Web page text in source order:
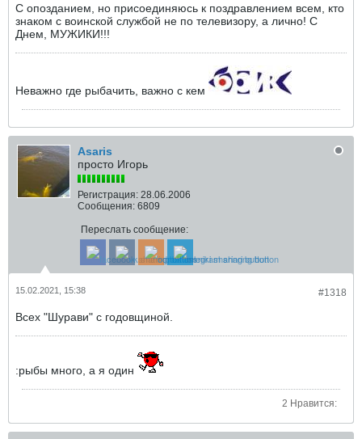
С опозданием, но присоединяюсь к поздравлением всем, кто
знаком с воинской службой не по телевизору, а лично! С
Днем, МУЖИКИ!!!
Неважно где рыбачить, важно с кем
Asaris
просто Игорь
Регистрация: 28.06.2006
Сообщения: 6809
Переслать сообщение:
#1318
15.02.2021, 15:38
Всех "Шурави" с годовщиной.
:рыбы много, а я один
2 Нравится: